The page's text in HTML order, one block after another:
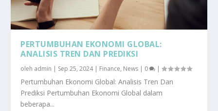
PERTUMBUHAN EKONOMI GLOBAL:
ANALISIS TREN DAN PREDIKSI
oleh admin | Sep 25, 2024| Finance, News | 0 |
Pertumbuhan Ekonomi Global: Analisis Tren Dan
Prediksi Pertumbuhan Ekonomi Global dalam
beberapa...